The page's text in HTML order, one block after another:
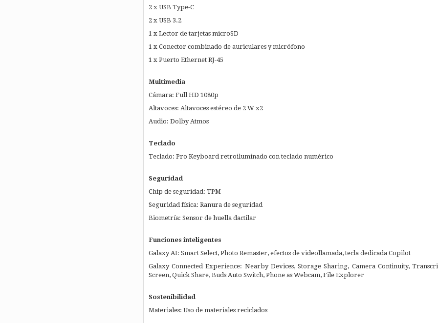
2 x USB Type-C
2 x USB 3.2
1 x Lector de tarjetas microSD
1 x Conector combinado de auriculares y micrófono
1 x Puerto Ethernet RJ-45
Multimedia
Cámara: Full HD 1080p
Altavoces: Altavoces estéreo de 2 W x2
Audio: Dolby Atmos
Teclado
Teclado: Pro Keyboard retroiluminado con teclado numérico
Seguridad
Chip de seguridad: TPM
Seguridad física: Ranura de seguridad
Biometría: Sensor de huella dactilar
Funciones inteligentes
Galaxy AI: Smart Select, Photo Remaster, efectos de videollamada, tecla dedicada Copilot
Galaxy Connected Experience: Nearby Devices, Storage Sharing, Camera Continuity,
Screen, Quick Share, Buds Auto Switch, Phone as Webcam, File Explorer
Sostenibilidad
Materiales: Uso de materiales reciclados